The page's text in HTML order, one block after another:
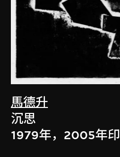
馬德升
沉思
1979年，2005年印